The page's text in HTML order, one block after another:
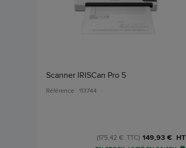
Scanner IRISCan Pro 5
Référence : 113744
149,93 € HT
(175,42 € TTC)